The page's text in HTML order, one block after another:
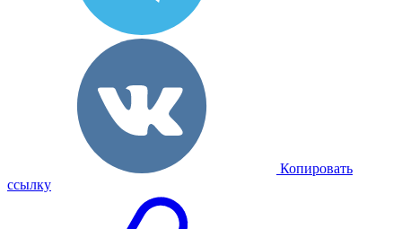
Копировать
ссылку